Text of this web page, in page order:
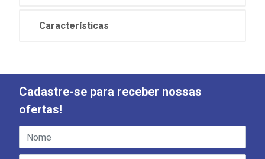
Características
Cadastre-se para receber nossas
ofertas!